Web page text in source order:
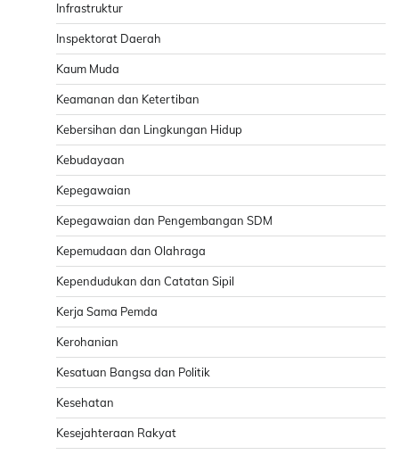
Infrastruktur
Inspektorat Daerah
Kaum Muda
Keamanan dan Ketertiban
Kebersihan dan Lingkungan Hidup
Kebudayaan
Kepegawaian
Kepegawaian dan Pengembangan SDM
Kepemudaan dan Olahraga
Kependudukan dan Catatan Sipil
Kerja Sama Pemda
Kerohanian
Kesatuan Bangsa dan Politik
Kesehatan
Kesejahteraan Rakyat